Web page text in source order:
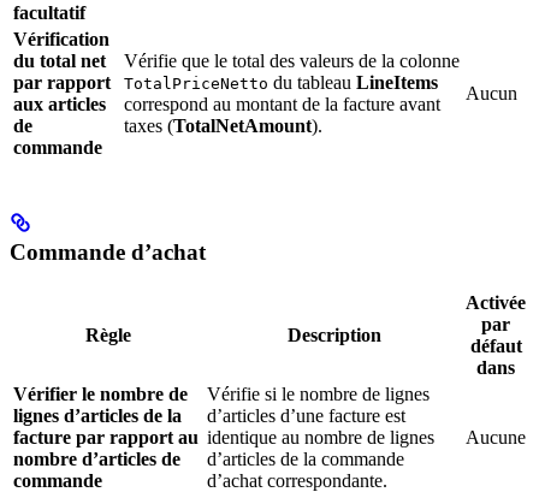
facultatif
Vérification
du total net
par rapport
aux articles
de
commande
Vérifie que le total des valeurs de la colonne
TotalPriceNetto du tableau LineItems
correspond au montant de la facture avant
taxes (TotalNetAmount).
Aucun
Commande d’achat
Règle Description
Activée
par
défaut
dans
Vérifier le nombre de
lignes d’articles de la
facture par rapport au
nombre d’articles de
commande
Vérifie si le nombre de lignes
d’articles d’une facture est
identique au nombre de lignes
d’articles de la commande
d’achat correspondante.
Aucune